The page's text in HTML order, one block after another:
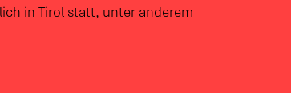
in Tirol statt, unter anderem